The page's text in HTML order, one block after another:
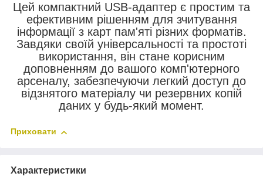
Цей компактний USB-адаптер є простим та
ефективним рішенням для зчитування
інформації з карт пам'яті різних форматів.
Завдяки своїй універсальності та простоті
використання, він стане корисним
доповненням до вашого комп'ютерного
арсеналу, забезпечуючи легкий доступ до
відзнятого матеріалу чи резервних копій
даних у будь-який момент.
Приховати
Характеристики